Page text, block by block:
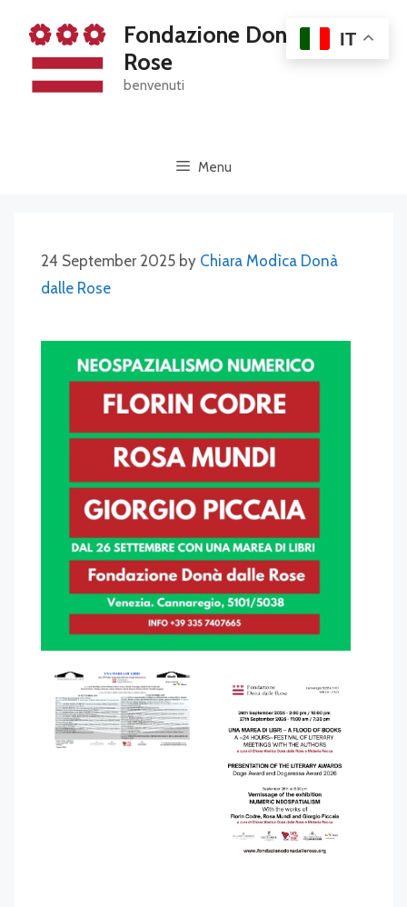
content
Fondazione Dona' Dalle
Rose
benvenuti
Menu
24 September 2025 by Chiara Modìca Donà
dalle Rose
IT